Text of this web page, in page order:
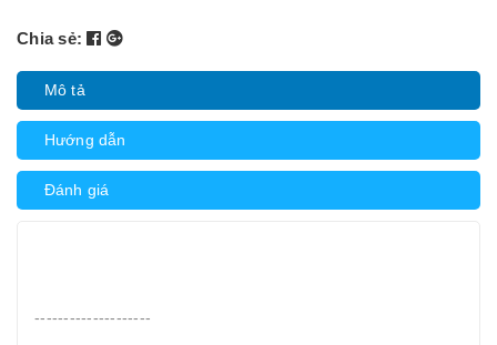
Chia sẻ:
Mô tả
Hướng dẫn
Đánh giá
--------------------